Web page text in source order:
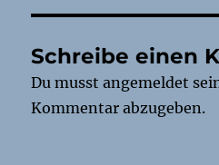
Schreibe einen
Du musstangemeldet
Kommentar abzugeben.